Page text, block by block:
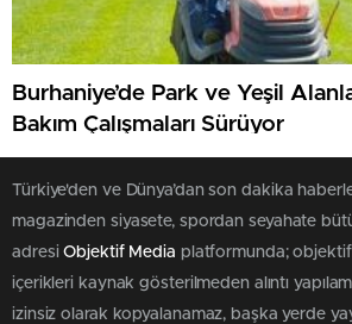
Burhaniye’de Park ve Yeşil
Bakım Çalışmaları Sürüyor
Türkiye'den ve Dünya’dan son dakika
magazinden siyasete, spordan seyahate
adresiObjektif Media platformunda;
içerikleri kaynak gösterilmeden alıntı
izinsiz olarak kopyalanamaz, başka yerde